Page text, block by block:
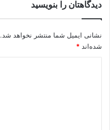
دیدگاهتان را بنویسید
نشانی ایمیل شما منتشر نخواهد شد.
شده‌اند *